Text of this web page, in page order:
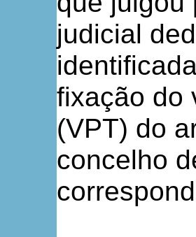
judicial
fixação do
(VPT) do
concelho